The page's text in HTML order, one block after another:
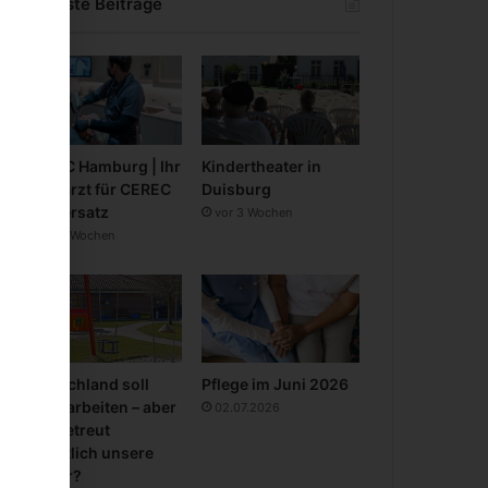
CEREC Hamburg | Ihr
Zahnarzt für CEREC
Zahnersatz
vor 3 Wochen
Kindertheater in
Duisburg
vor 3 Wochen
Deutschland soll
mehr arbeiten – aber
wer betreut
eigentlich unsere
Kinder?
Pflege im Juni 2026
02.07.2026